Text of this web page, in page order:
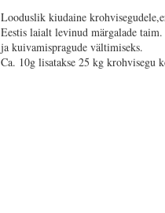
Looduslik kiudaine
Eestis laialt levinud märgalade
ja kuivamispragude vältimiseks.
Ca. 10g lisatakse 25 kg krohvisegu